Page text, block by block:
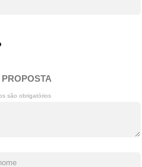
são obrigatórios